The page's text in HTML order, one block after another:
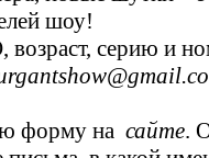
шоу!
серию и
форму на сайте.